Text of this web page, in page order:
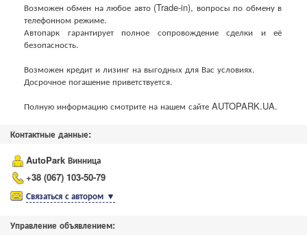
Возможен обмен на любое авто (Trade-in), вопросы по обмену в
телефонном режиме.
Автопарк гарантирует полное сопровождение сделки и её
безопасность.
Возможен кредит и лизинг на выгодных для Вас условиях.
Досрочное погашение приветствуется.
Полную информацию смотрите на нашем сайте AUTOPARK.UA.
Контактные данные:
AutoPark Винница
+38 (067) 103-50-79
Связаться с автором ▼
Управление объявлением: